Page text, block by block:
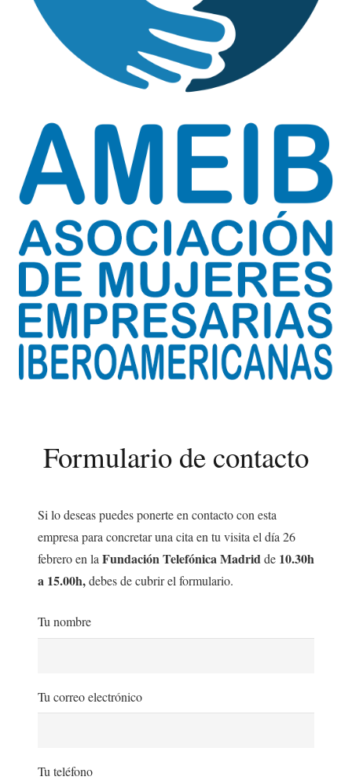
Formulario de contacto
Si lo deseas puedes ponerte en contacto con esta
empresa para concretar una cita en tu visita el día 26
febrero en laFundación Telefónica Madridde 10.30h
a 15.00h,debes de cubrir el formulario.
Tu nombre
Tu correo electrónico
Tu teléfono